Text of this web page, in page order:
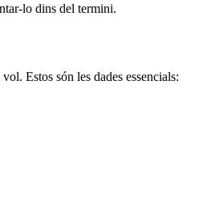
lo dins del termini.
Estos són les dades essencials: